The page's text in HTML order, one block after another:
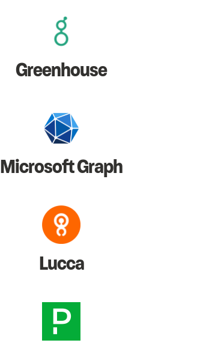
Greenhouse
Microsoft Graph
Lucca